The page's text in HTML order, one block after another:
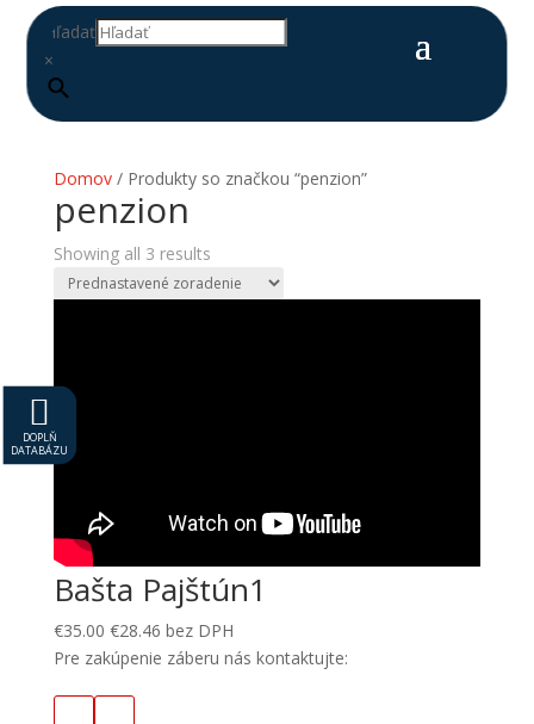
Hľadať
×

DOPLŇ
DATABÁZU
Domov/ Produkty so značkou “penzion”
penzion
Showing all 3 results
Bašta Pajštún1
€35.00 €28.46 bez DPH
Pre zakúpenie záberu nás kontaktujte: